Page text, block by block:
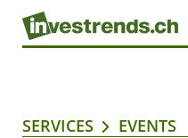
SERVICES EVENTS